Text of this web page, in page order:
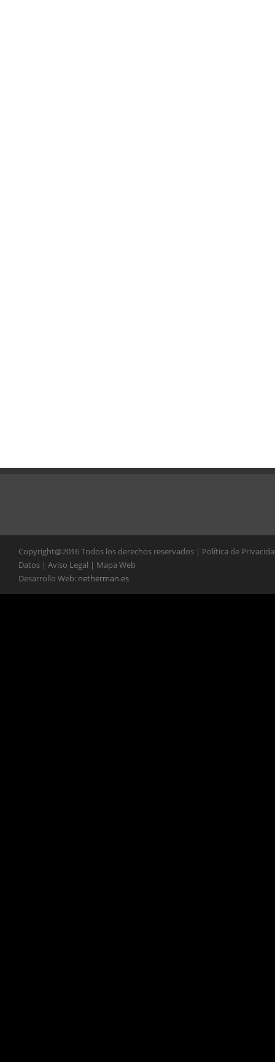
Copyright@2016 Todos los derechos reservados | Política de
Datos | Aviso Legal | Mapa Web
Desarrollo Web: netherman.es